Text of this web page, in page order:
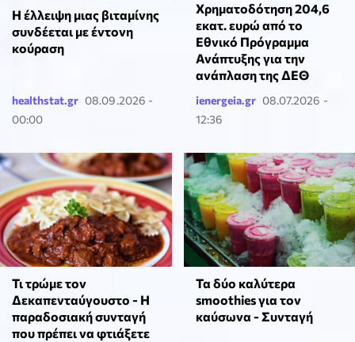
⁠Η έλλειψη μιας βιταμίνης
συνδέεται με έντονη
κούραση
healthstat.gr 08.09.2026 -
00:00
Χρηματοδότηση 204,6
εκατ. ευρώ από το
Εθνικό Πρόγραμμα
Ανάπτυξης για την
ανάπλαση της ΔΕΘ
ienergeia.gr 08.07.2026 -
12:36
Τι τρώμε τον
Δεκαπενταύγουστο - Η
παραδοσιακή συνταγή
που πρέπει να φτιάξετε
Τα δύο καλύτερα
smoothies για τον
καύσωνα - Συνταγή